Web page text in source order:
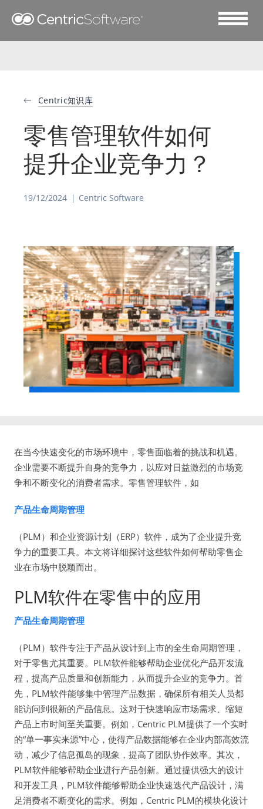
Centric知识库
零售管理软件如何
提升企业竞争力？
19/12/2024 Centric Software
在当今快速变化的市场环境中，零售面临着的挑战和机遇。
企业需要不断提升自身的竞争力，以应对日益激烈的市场竞
争和不断变化的消费者需求。零售管理软件，如
产品生命周期管理
（PLM）和企业资源计划（ERP）软件，成为了企业提升竞
争力的重要工具。本文将详细探讨这些软件如何帮助零售企
业在市场中脱颖而出。
PLM软件在零售中的应用
产品生命周期管理
（PLM）软件专注于产品从设计到上市的全生命周期管理，
对于零售尤其重要。PLM软件能够帮助企业优化产品开发流
程，提高产品质量和创新能力，从而提升企业的竞争力。首
先，PLM软件能够集中管理产品数据，确保所有相关人员都
能访问到很新的产品信息。这对于快速响应市场需求、缩短
产品上市时间至关重要。例如，Centric PLM提供了一个实时
的“单一事实来源”中心，使得产品数据能够在企业内部高效流
动，减少了信息孤岛的现象，提高了团队协作效率。其次，
PLM软件能够帮助企业进行产品创新。通过提供强大的设计
和开发工具，PLM软件能够帮助企业快速迭代产品设计，满
足消费者不断变化的需求。例如，Centric PLM的模块化设计